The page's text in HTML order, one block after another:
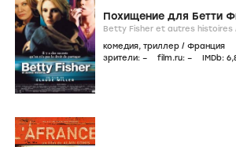
Похищение для Бетти
Betty
комедия, триллер / Франция
зрители: – film.ru: – IMDb: 6